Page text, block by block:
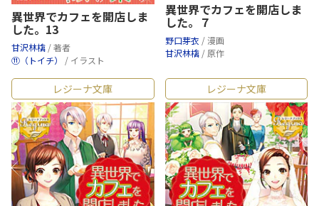
異世界でカフェを開店しま
した。13
甘沢林檎 / 著者
⑪（トイチ） / イラスト
異世界でカフェを開店しま
した。７
野口芽衣 / 漫画
甘沢林檎 / 原作
レジーナ文庫 レジーナ文庫